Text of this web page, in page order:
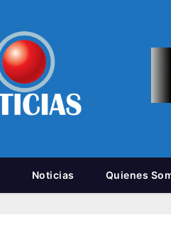
Noticias Quienes